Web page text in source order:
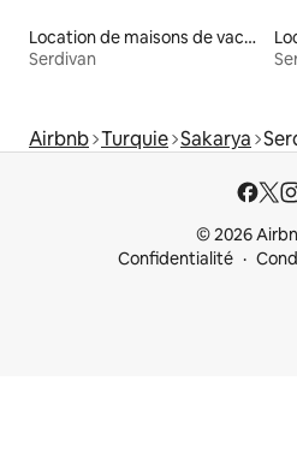
Location de maisons de vacances
Serdivan
Airbnb Turquie Sakarya
© 2026
Confidentialité